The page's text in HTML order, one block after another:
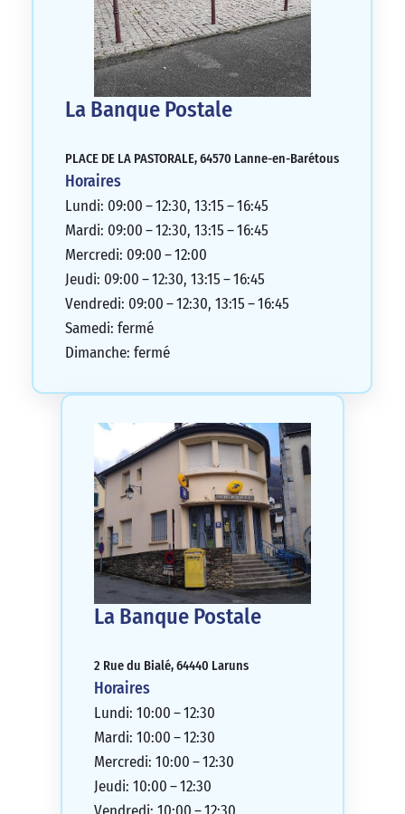
La Banque Postale
PLACE DE LA PASTORALE, 64570 Lanne-en-Barétous
Horaires
Lundi: 09:00 – 12:30, 13:15 – 16:45
Mardi: 09:00 – 12:30, 13:15 – 16:45
Mercredi: 09:00 – 12:00
Jeudi: 09:00 – 12:30, 13:15 – 16:45
Vendredi: 09:00 – 12:30, 13:15 – 16:45
Samedi: fermé
Dimanche: fermé
La Banque Postale
2 Rue du Bialé, 64440 Laruns
Horaires
Lundi: 10:00 – 12:30
Mardi: 10:00 – 12:30
Mercredi: 10:00 – 12:30
Jeudi: 10:00 – 12:30